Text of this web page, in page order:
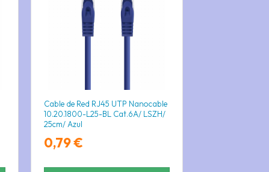
Cable de Red RJ45 UTP Nanocable
10.20.1800-L25-BL Cat.6A/ LSZH/
25cm/ Azul
0,79 €